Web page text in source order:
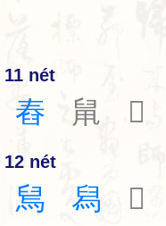
11 nét
舂 䑕 𦥨
12 nét
舃 舄 𦥭